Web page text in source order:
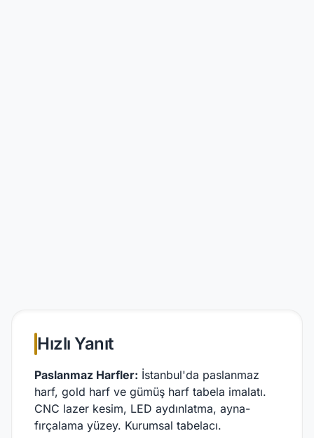
Hızlı Yanıt
Paslanmaz Harfler: İstanbul'da paslanmaz
harf, gold harf ve gümüş harf tabela imalatı.
CNC lazer kesim, LED aydınlatma, ayna-
fırçalama yüzey. Kurumsal tabelacı.